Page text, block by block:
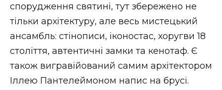
спорудження святині, тут збережено не
тільки архітектуру, але весь мистецький
ансамбль: стінописи, іконостас, хоругви 18
століття, автентичні замки та кенотаф. Є
також вигравійований самим архітектором
Іллею Пантелеймоном напис на брусі.